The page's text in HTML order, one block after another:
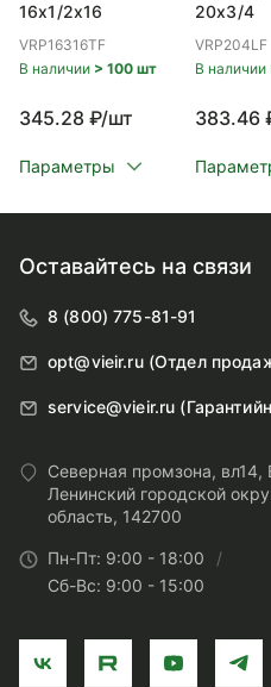
16x1/2x16
VRP16316TF
В наличии > 100 шт
345.28 ₽/шт
Параметры
20x3/4
VRP204LF
В наличии
383.46
Оставайтесь на связи
8 (800) 775-81-91
opt@vieir.ru (Отдел
service@vieir.ru
Северная промзона, вл14,
Ленинский городской
область, 142700
Пн-Пт: 9:00 - 18:00
Сб-Вс: 9:00 - 15:00